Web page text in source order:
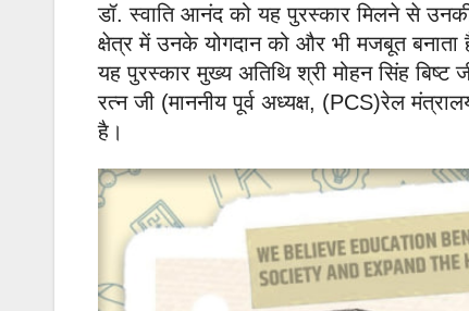
डॉ. स्वाति आनंद को यह पुरस्कार मिलने से
क्षेत्र में उनके योगदान को और भी मजबूत बनाता
यह पुरस्कार मुख्य अतिथि श्री मोहन सिंह बिष्ट
रत्न जी (माननीय पूर्व अध्यक्ष, (PCS)रेल
है।